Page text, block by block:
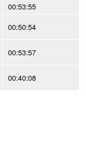
00:53:55
00:50:54
00:53:57
00:40:08